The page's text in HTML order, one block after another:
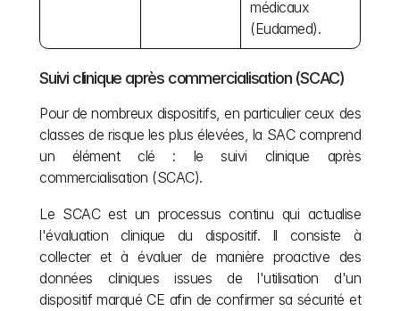
médicaux
(Eudamed).
Suivi clinique après commercialisation (SCAC)
Pour de nombreux dispositifs, en particulier ceux des
classes de risque les plus élevées, la SAC comprend
un élément clé : le suivi clinique après
commercialisation (SCAC).
Le SCAC est un processus continu qui actualise
l'évaluation clinique du dispositif. Il consiste à
collecter et à évaluer de manière proactive des
données cliniques issues de l'utilisation d'un
dispositif marqué CE afin de confirmer sa sécurité et